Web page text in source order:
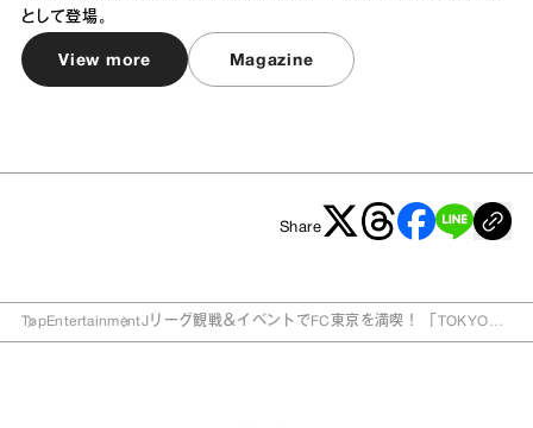
として登場。
View more Magazine
Share
TopEntertainmentJリーグ観戦＆イベントでFC東京を満喫！ 「TOKYO